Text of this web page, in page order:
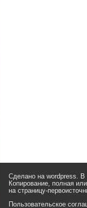
Сделано на wordpress. В
Копирование, полная
на страницу-
Пользовательское